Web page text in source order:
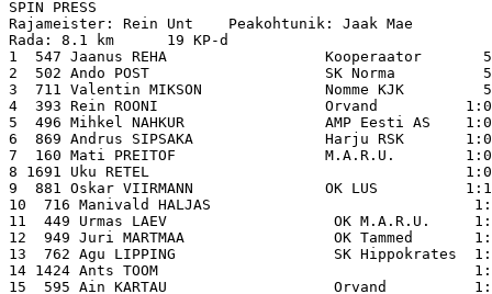
SPIN PRESS
Rajameister: Rein Unt    Peakohtunik: Jaak Mae
Rada: 8.1 km      19 KP-d
1  547 Jaanus REHA                  Kooperaator
2  502 Ando POST                    SK Norma
3  711 Valentin MIKSON              Nomme KJK
4  393 Rein ROONI                   Orvand
5  496 Mihkel NAHKUR                AMP Eesti AS
6  869 Andrus SIPSAKA               Harju RSK
7  160 Mati PREITOF                 M.A.R.U.
8 1691 Uku RETEL
9  881 Oskar VIIRMANN               OK LUS
10  716 Manivald HALJAS
11  449 Urmas LAEV                   OK M.A.R.U.
12  949 Juri MARTMAA                 OK Tammed
13  762 Agu LIPPING                  SK Hippokrates
14 1424 Ants TOOM